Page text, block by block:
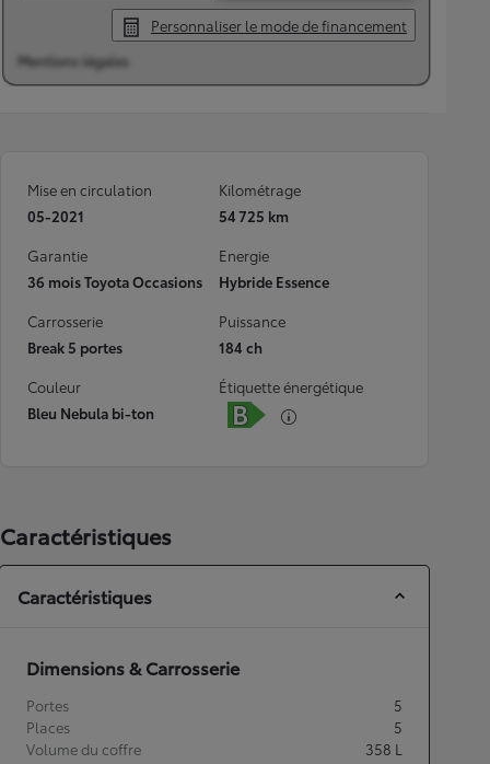
Personnaliser le mode de financement
Mentions légales
Mise en circulation
05-2021
Kilométrage
54 725 km
Garantie
36 mois Toyota Occasions
Energie
Hybride Essence
Carrosserie
Break 5 portes
Puissance
184 ch
Couleur
Bleu Nebula bi-ton
Étiquette énergétique
Caractéristiques
Caractéristiques
Dimensions & Carrosserie
Portes
5
Places
5
Volume du coffre
358 L